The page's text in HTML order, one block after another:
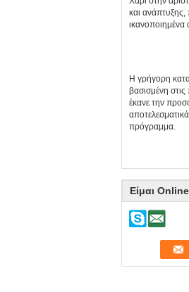
και ανάπτυξης,
Η γρήγορη
βασισμένη στις
έκανε την
πρόγραμμα.
Είμαι